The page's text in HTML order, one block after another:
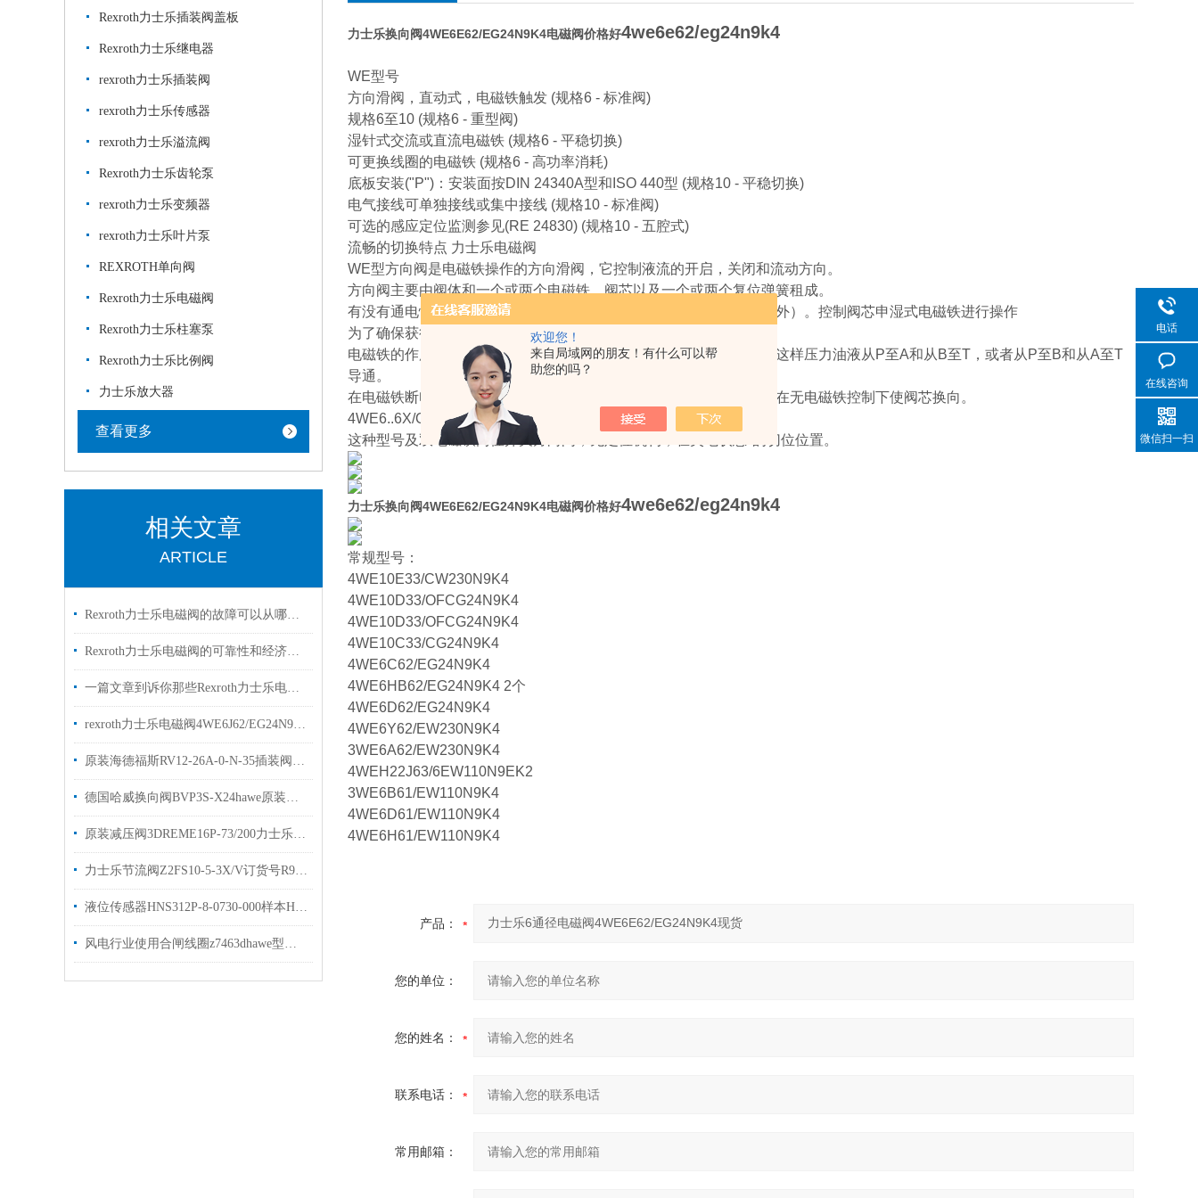
欢迎您！
来自局域网的朋友！有什么可以帮
助您的吗？
Rexroth力士乐插装阀盖板
Rexroth力士乐继电器
rexroth力士乐插装阀
rexroth力士乐传感器
rexroth力士乐溢流阀
Rexroth力士乐齿轮泵
rexroth力士乐变频器
rexroth力士乐叶片泵
REXROTH单向阀
Rexroth力士乐电磁阀
Rexroth力士乐柱塞泵
Rexroth力士乐比例阀
力士乐放大器
查看更多
相关文章
ARTICLE
Rexroth力士乐电磁阀的故障可以从哪里进行排查
Rexroth力士乐电磁阀的可靠性和经济性解读
一篇文章到诉你那些Rexroth力士乐电磁阀常见的符号的是什么意思
rexroth力士乐电磁阀4WE6J62/EG24N9K4两位三通阀
原装海德福斯RV12-26A-0-N-35插装阀现货出售
德国哈威换向阀BVP3S-X24hawe原装出售bvp系列
原装减压阀3DREME16P-73/200力士乐比例阀有现货出售
力士乐节流阀Z2FS10-5-3X/V订货号R900517812现货
液位传感器HNS312P-8-0730-000样本HYDAC原装出售
风电行业使用合闸线圈z7463dhawe型号gr2-0kb-g5/30×48现货
力士乐换向阀4WE6E62/EG24N9K4电磁阀价格好4we6e62/eg24n9k4
WE型号
方向滑阀，直动式，电磁铁触发 (规格6 - 标准阀)
规格6至10 (规格6 - 重型阀)
湿针式交流或直流电磁铁 (规格6 - 平稳切换)
可更换线圈的电磁铁 (规格6 - 高功率消耗)
底板安装("P")：安装面按DIN 24340A型和ISO 440型 (规格10 - 平稳切换)
电气接线可单独接线或集中接线 (规格10 - 标准阀)
可选的感应定位监测参见(RE 24830) (规格10 - 五腔式)
流畅的切换特点 力士乐电磁阀
WE型方向阀是电磁铁操作的方向滑阀，它控制液流的开启，关闭和流动方向。
方向阀主要由阀体和一个或两个电磁铁，阀芯以及一个或两个复位弹簧租成。
有没有通电情况下，阀芯在复位弹簧作用处于中位或原位（脉冲式除外）。控制阀芯申湿式电磁铁进行操作
为了确保获得满意的操作，请务必注意在电磁线圈的压力腔充满油液
电磁铁的作用力经由推杆作用于阀芯上，推动它由静止位至终端位，这样压力油液从P至A和从B至T，或者从P至B和从A至T
导通。
在电磁铁断电后，由复位弹簧将阀芯推回中位。作为可选应急操作可在无电磁铁控制下使阀芯换向。
4WE6..6X/O...型 （限于中位机能为A,C和D时）
这种型号及双电磁铁两位开关方向阀，无定位机构，在失电状态*的切位位置。
力士乐换向阀4WE6E62/EG24N9K4电磁阀价格好4we6e62/eg24n9k4
常规型号：
4WE10E33/CW230N9K4
4WE10D33/OFCG24N9K4
4WE10D33/OFCG24N9K4
4WE10C33/CG24N9K4
4WE6C62/EG24N9K4
4WE6HB62/EG24N9K4 2个
4WE6D62/EG24N9K4
4WE6Y62/EW230N9K4
3WE6A62/EW230N9K4
4WEH22J63/6EW110N9EK2
3WE6B61/EW110N9K4
4WE6D61/EW110N9K4
4WE6H61/EW110N9K4
产品：
您的单位：
您的姓名：
联系电话：
常用邮箱：
电话
在线咨询
微信扫一扫